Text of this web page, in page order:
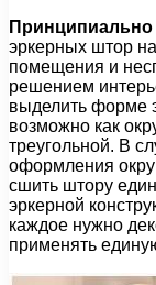
эркерных штор
помещения и
решением
выделить форме
возможно как
треугольной. В
оформления
сшить штору
эркерной
каждое нужно
применять